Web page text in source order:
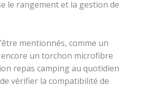
le rangement et la gestion de
mentionnés, comme un
un torchon microfibre
repas camping au quotidien
vérifier la compatibilité de